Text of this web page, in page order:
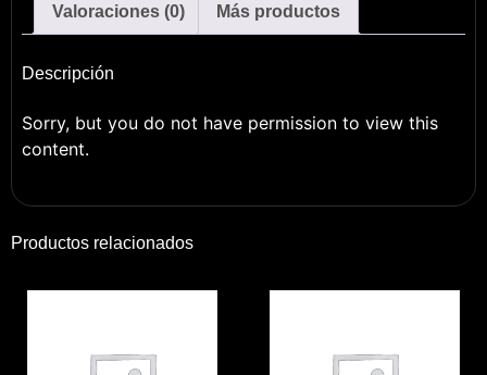
Valoraciones (0) Más productos
Descripción
Sorry, but you do not have permission to view this
content.
Productos relacionados